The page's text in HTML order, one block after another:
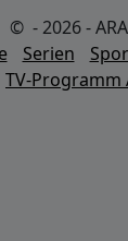
© - 2026 -
Serien
TV-Programm